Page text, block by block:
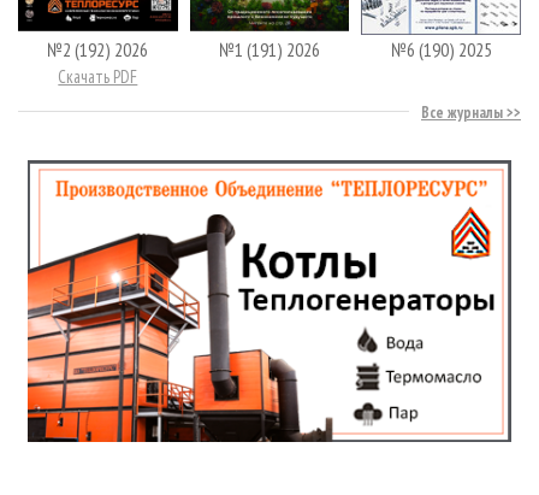
№2 (192) 2026
Скачать PDF
№1 (191) 2026 №6 (190) 2025
Все журналы